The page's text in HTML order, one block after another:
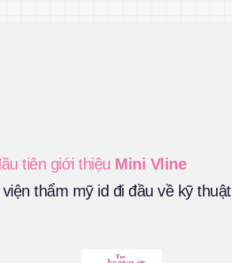
tiên giới thiệu Mini Vline
viện thẩm mỹ id đi đầu về kỹ thuật